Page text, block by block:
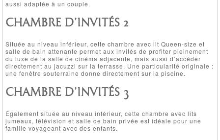
aussi adaptée à un couple.
CHAMBRE D’INVITÉS 2
Située au niveau inférieur, cette chambre avec lit Queen-size et
salle de bain attenante permet aux invités de profiter pleinement
du luxe de la salle de cinéma adjacente, mais aussi d’accéder
directement au jacuzzi sur la terrasse. Une particularité originale :
une fenêtre souterraine donne directement sur la piscine.
CHAMBRE D’INVITÉS 3
Également située au niveau inférieur, cette chambre avec lits
jumeaux, télévision et salle de bain privée est idéale pour une
famille voyageant avec des enfants.